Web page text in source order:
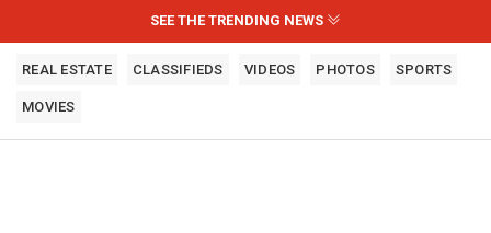
SEE THE TRENDING NEWS
REAL ESTATE CLASSIFIEDS VIDEOS PHOTOS SPORTS
MOVIES